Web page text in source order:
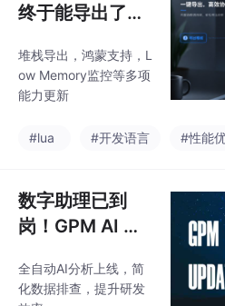
终于能导出了，
起定位了
堆栈导出，鸿蒙支持，L
ow Memory监控等多项
能力更新
#lua #开发语言 #性能
数字助理已到
岗！GPM AI 智
性能分析进入全
全自动AI分析上线，简
化数据排查，提升研发